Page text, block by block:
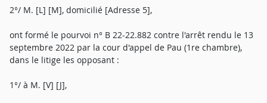
2°/ M. [L] [M], domicilié [Adresse 5],
ont formé le pourvoi n° B 22-22.882 contre l'arrêt rendu le 13
septembre 2022 par la cour d'appel de Pau (1re chambre),
dans le litige les opposant :
1°/ à M. [V] [J],